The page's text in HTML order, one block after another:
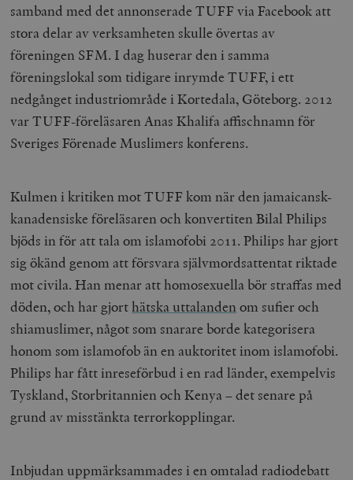
samband med det annonserade TUFF via Facebook att
stora delar av verksamheten skulle övertas av
föreningen SFM. I dag huserar den i samma
föreningslokal som tidigare inrymde TUFF, i ett
nedgånget industriområde i Kortedala, Göteborg. 2012
var TUFF-föreläsaren Anas Khalifa affischnamn för
Sveriges Förenade Muslimers konferens.
Kulmen i kritiken mot TUFF kom när den jamaicansk-
kanadensiske föreläsaren och konvertiten Bilal Philips
bjöds in för att tala om islamofobi 2011. Philips har gjort
sig ökänd genom att försvara självmordsattentat riktade
mot civila. Han menar att homosexuella bör straffas med
döden, och har gjorthätska uttalandenom sufier och
shiamuslimer, något som snarare borde kategorisera
honom som islamofob än en auktoritet inom islamofobi.
Philips har fått inreseförbud i en rad länder, exempelvis
Tyskland, Storbritannien och Kenya – det senare på
grund av misstänkta terrorkopplingar.
Inbjudan uppmärksammades i en omtalad radiodebatt